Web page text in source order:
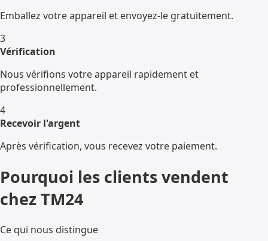
Emballez votre appareil et envoyez-le gratuitement.
3
Vérification
Nous vérifions votre appareil rapidement et
professionnellement.
4
Recevoir l'argent
Après vérification, vous recevez votre paiement.
Pourquoi les clients vendent
chez TM24
Ce qui nous distingue